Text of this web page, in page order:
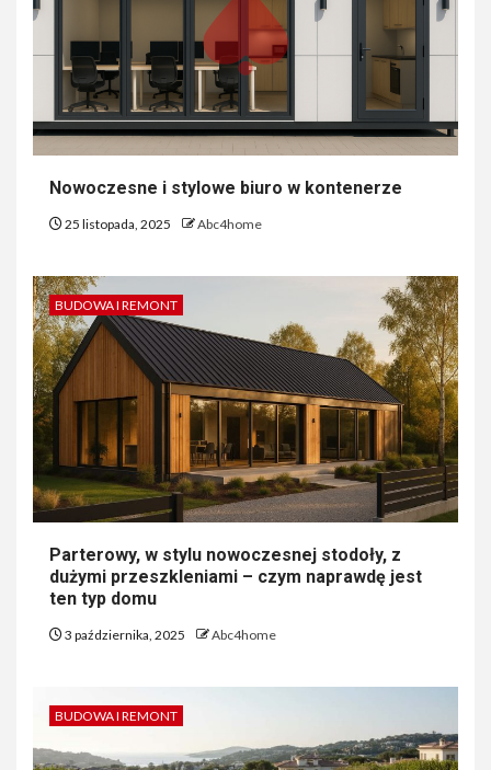
Nowoczesne i stylowe biuro w kontenerze
25 listopada, 2025 Abc4home
BUDOWA I REMONT
Parterowy, w stylu nowoczesnej stodoły, z
dużymi przeszkleniami – czym naprawdę jest
ten typ domu
3 października, 2025 Abc4home
BUDOWA I REMONT